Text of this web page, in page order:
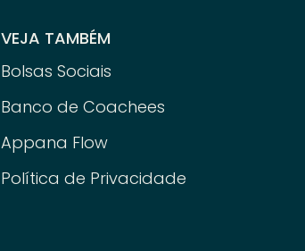
VEJA TAMBÉM
Bolsas Sociais
Banco de Coachees
Appana Flow
Política de Privacidade